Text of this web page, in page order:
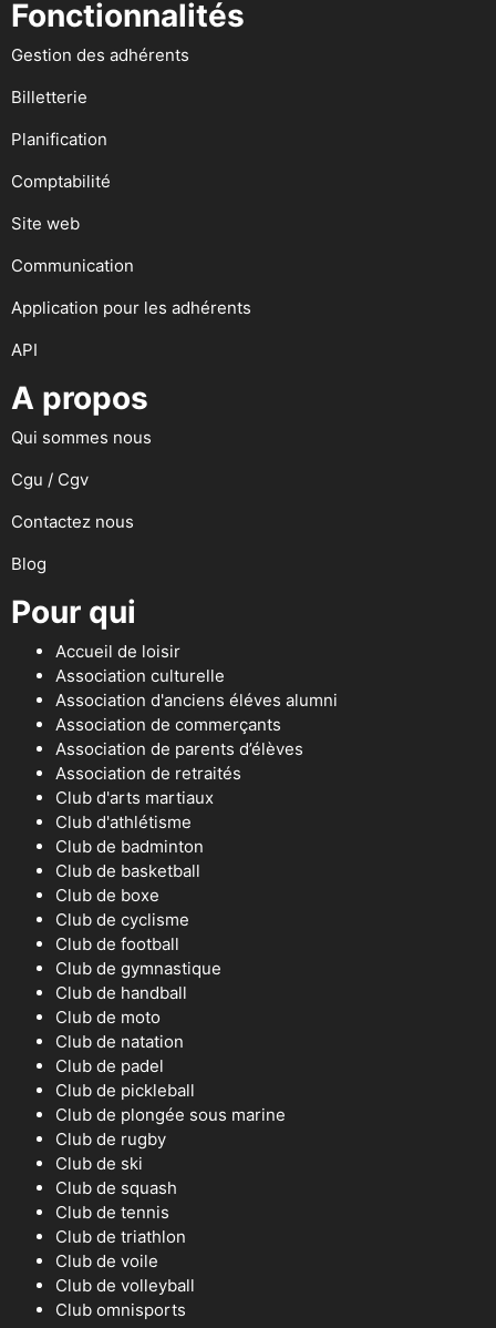
Fonctionnalités
Gestion des adhérents
Billetterie
Planification
Comptabilité
Site web
Communication
Application pour les adhérents
API
A propos
Qui sommes nous
Cgu / Cgv
Contactez nous
Blog
Pour qui
Accueil de loisir
Association culturelle
Association d'anciens éléves alumni
Association de commerçants
Association de parents d’élèves
Association de retraités
Club d'arts martiaux
Club d'athlétisme
Club de badminton
Club de basketball
Club de boxe
Club de cyclisme
Club de football
Club de gymnastique
Club de handball
Club de moto
Club de natation
Club de padel
Club de pickleball
Club de plongée sous marine
Club de rugby
Club de ski
Club de squash
Club de tennis
Club de triathlon
Club de voile
Club de volleyball
Club omnisports